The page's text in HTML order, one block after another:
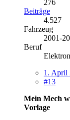
276
Beiträge
4.527
Fahrzeug
2001-
Beruf
1. April
#13
Mein Mech
Vorlage